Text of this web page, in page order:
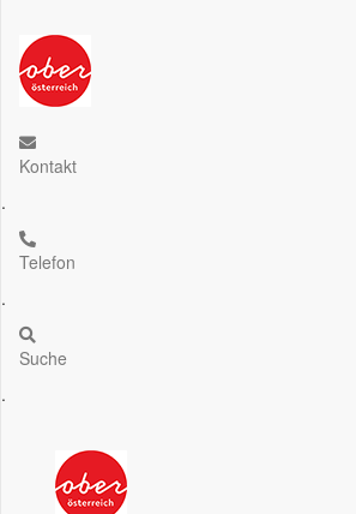
Kontakt
.
Telefon
.
Suche
.